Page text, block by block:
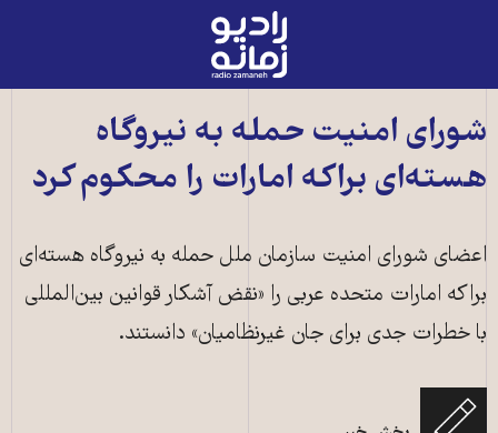
رادیو
زمانه
صفحه
اصلی
شورای امنیت حمله به نیروگاه
هسته‌ای براکه امارات را محکوم کرد
اعضای شورای امنیت سازمان ملل حمله به نیروگاه هسته‌ای
براکه امارات متحده عربی را «نقض آشکار قوانین بین‌المللی
با خطرات جدی برای جان غیرنظامیان» دانستند.
نشست شورای امنیت سازمان ملل متحد در مقر سازمان ملل متحد در نیویورک ـ